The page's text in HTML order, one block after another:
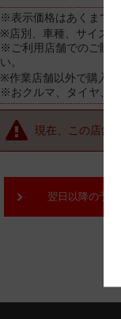
※表示価格はあくまで目
※店別、車種、サイズ
※ご利用店舗でのご購
い。
※作業店舗以外で購入
※おクルマ、タイヤ、
現在、この店舗
翌日以降の予